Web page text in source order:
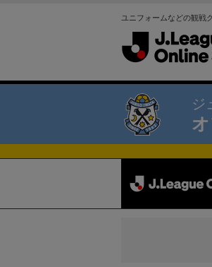
ユニフォームなどの観戦
ジ